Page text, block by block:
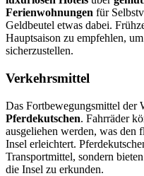
Ferienwohnungen für
Geldbeutel etwas dabei.
Hauptsaison zu empfehlen,
sicherzustellen.
Verkehrsmittel
Das Fortbewegungsmittel der
Pferdekutschen. Fahrräder
ausgeliehen werden, was den
Insel erleichtert.
Transportmittel, sondern
die Insel zu erkunden.